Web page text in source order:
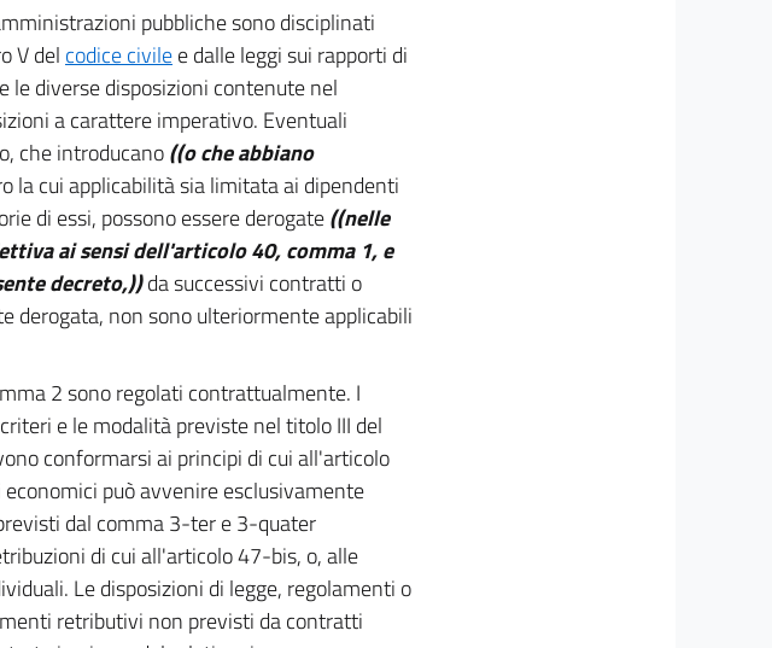
pubbliche sono disciplinati
V del codice civilee dalle leggi sui rapporti di
diverse disposizioni contenute nel
a carattere imperativo. Eventuali
che introducano((o che abbiano
la cui applicabilità sia limitata ai dipendenti
di essi, possono essere derogate((nelle
ai sensi dell'articolo 40, comma 1, e
decreto,))da successivi contratti o
derogata, non sono ulteriormente applicabili
2 sono regolati contrattualmente. I
e le modalità previste nel titolo III del
conformarsi ai principi di cui all'articolo
può avvenire esclusivamente
dal comma 3-ter e 3-quater
di cui all'articolo 47-bis, o, alle
Le disposizioni di legge, regolamenti o
retributivi non previsti da contratti